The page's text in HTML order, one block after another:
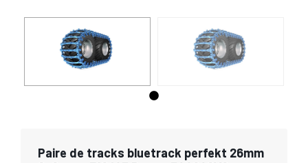
Paire de tracks bluetrack perfekt 26mm